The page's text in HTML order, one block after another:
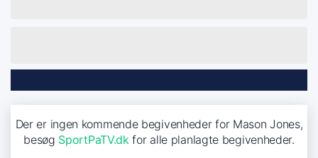
Der er ingen kommende begivenheder for Mason Jones,
besøg SportPaTV.dk for alle planlagte begivenheder.